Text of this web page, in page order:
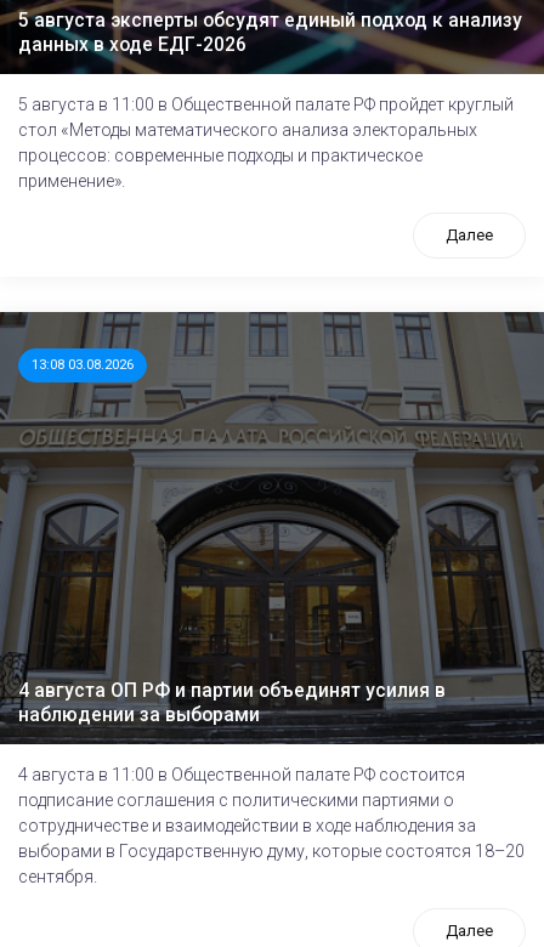
5 августа эксперты обсудят единый подход к анализу
данных в ходе ЕДГ-2026
5 августа в 11:00 в Общественной палате РФ пройдет круглый
стол «Методы математического анализа электоральных
процессов: современные подходы и практическое
применение».
Далее
13:08 03.08.2026
4 августа ОП РФ и партии объединят усилия в
наблюдении за выборами
4 августа в 11:00 в Общественной палате РФ состоится
подписание соглашения с политическими партиями о
сотрудничестве и взаимодействии в ходе наблюдения за
выборами в Государственную думу, которые состоятся 18–20
сентября.
Далее